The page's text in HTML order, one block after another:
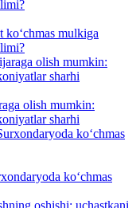
mulkiga
olish mumkin:
sharhi
ko‘chmas